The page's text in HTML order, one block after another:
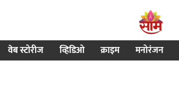
वेब स्टोरीज व्हिडिओ क्राइम मनोरंजन